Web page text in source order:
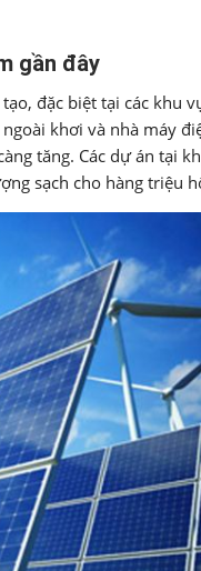
gần đây
đặc biệt tại các khu
khơi và nhà máy
tăng. Các dự án tại
sạch cho hàng triệu